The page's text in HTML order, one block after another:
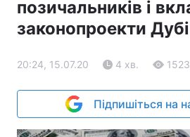
позичальників і
законопроекти
20:24, 15.07.20 4 хв. 1523
Підпишіться на